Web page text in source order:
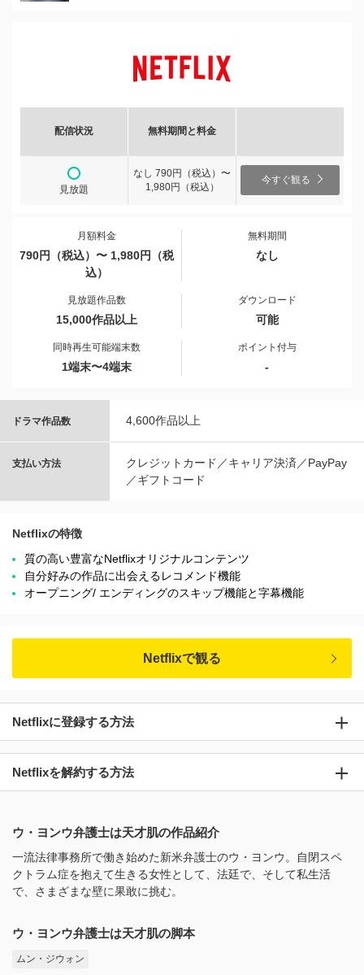
配信状況 無料期間と料金
見放題
なし 790円（税込）〜
1,980円（税込）
今すぐ観る
月額料金
790円（税込）〜 1,980円（税
込）
無料期間
なし
見放題作品数
15,000作品以上
ダウンロード
可能
同時再生可能端末数
1端末〜4端末
ポイント付与
-
ドラマ作品数 4,600作品以上
支払い方法
クレジットカード／キャリア決済／PayPay
／ギフトコード
Netflixの特徴
質の高い豊富なNetflixオリジナルコンテンツ
自分好みの作品に出会えるレコメンド機能
オープニング/ エンディングのスキップ機能と字幕機能
Netflixで観る
Netflixに登録する方法
Netflixを解約する方法
ウ・ヨンウ弁護士は天才肌の作品紹介
一流法律事務所で働き始めた新米弁護士のウ・ヨンウ。自閉スペ
クトラム症を抱えて生きる女性として、法廷で、そして私生活
で、さまざまな壁に果敢に挑む。
ウ・ヨンウ弁護士は天才肌の脚本
ムン・ジウォン